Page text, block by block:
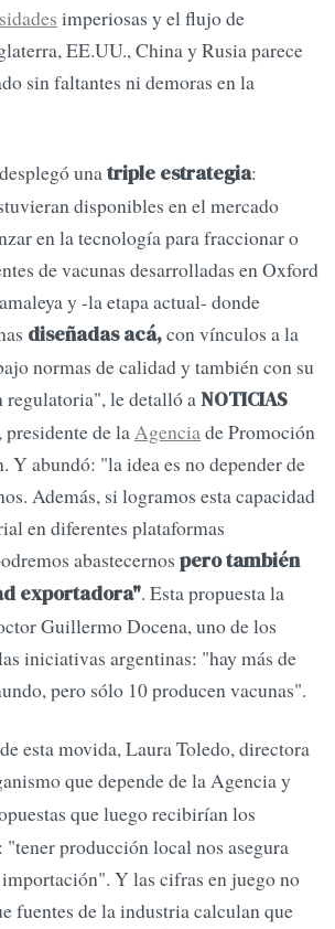
imperiosas y el flujo de
EE.UU., China y Rusia parece
sin faltantes ni demoras en la
unatriple estrategia:
disponibles en el mercado
en la tecnología para fraccionar o
de vacunas desarrolladas en Oxford
y -la etapa actual- donde
diseñadas acá,con vínculos a la
normas de calidad y también con su
regulatoria", le detalló aNOTICIAS
de laAgenciade Promoción
Y abundó: "la idea es no depender de
Además, si logramos esta capacidad
en diferentes plataformas
abastecernos pero también
exportadora". Esta propuesta la
Guillermo Docena, uno de los
iniciativas argentinas: "hay más de
pero sólo 10 producen vacunas".
esta movida, Laura Toledo, directora
que depende de la Agencia y
que luego recibirían los
producción local nos asegura
Y las cifras en juego no
fuentes de la industria calculan que